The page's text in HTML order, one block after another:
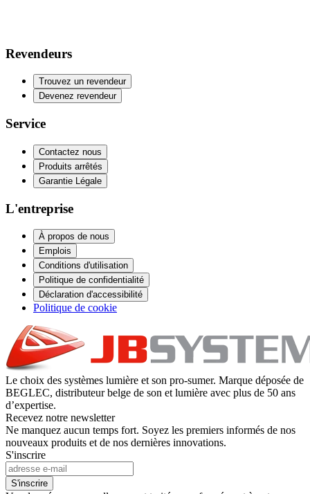
Revendeurs
Trouvez un revendeur
Devenez revendeur
Service
Contactez nous
Produits arrêtés
Garantie Légale
L'entreprise
À propos de nous
Emplois
Conditions d'utilisation
Politique de confidentialité
Déclaration d'accessibilité
Politique de cookie
Le choix des systèmes lumière et son pro-sumer. Marque déposée de
BEGLEC, distributeur belge de son et lumière avec plus de 50 ans
d’expertise.
Recevez notre newsletter
Ne manquez aucun temps fort. Soyez les premiers informés de nos
nouveaux produits et de nos dernières innovations.
S'inscrire
S'inscrire